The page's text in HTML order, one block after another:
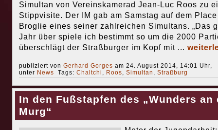
Simultan von Vereinskamerad Jean-Luc Roos zu
Stippvisite. Der IM gab am Samstag auf dem Place
Broglie eines seiner zahlreichen Simultans. „Das
Jahr über spiele ich bestimmt so um die 2000
überschlägt der Straßburger im Kopf mit ...
publiziert von Gerhard Gorges am 24. August 2014, 14:01 Uhr,
unter News Tags: Chaltchi , Roos, Simultan , Straßburg
In den Fußstapfen des „Wunders an
Murg“